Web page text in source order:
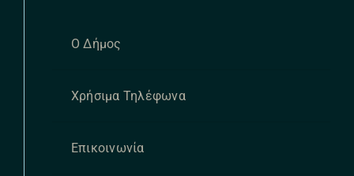
Ο Δήμος
Χρήσιμα Τηλέφωνα
Επικοινωνία